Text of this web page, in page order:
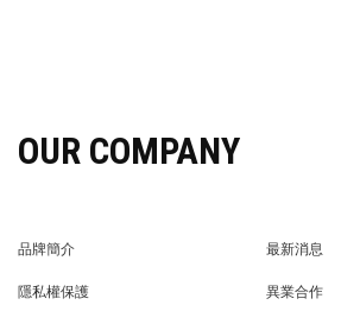
OUR COMPANY
品牌簡介
最新消息
隱私權保護
異業合作